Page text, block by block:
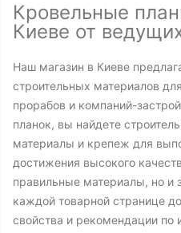
Кровельные
Киеве от
Наш магазин в Киеве
строительных материалов
прорабов и компаний-
планок, вы найдете
материалы и крепеж для
достижения высокого
правильные материалы, но и
каждой товарной странице
свойства и рекомендации по